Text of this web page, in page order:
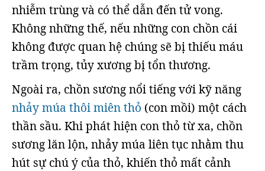
nhiễm trùng và có thể dẫn đến tử vong.
Không những thế, nếu những con chồn cái
không được quan hệ chúng sẽ bị thiếu máu
trầm trọng, tủy xương bị tổn thương.
Ngoài ra, chồn sương nổi tiếng với kỹ năng
nhảy múa thôi miên thỏ (con mồi) một cách
thần sầu. Khi phát hiện con thỏ từ xa, chồn
sương lăn lộn, nhảy múa liên tục nhằm thu
hút sự chú ý của thỏ, khiến thỏ mất cảnh